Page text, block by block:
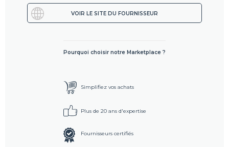
VOIR LE SITE DU FOURNISSEUR
Pourquoi choisir notre Marketplace ?
Simplifiez vos achats
Plus de 20 ans d'expertise
Fournisseurs certifiés